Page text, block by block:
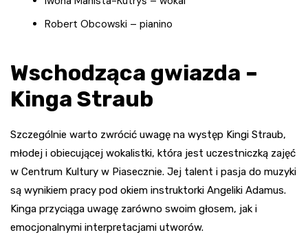
Robert Obcowski – pianino
Wschodząca gwiazda –
Kinga Straub
Szczególnie warto zwrócić uwagę na występ Kingi Straub,
młodej i obiecującej wokalistki, która jest uczestniczką zajęć
w Centrum Kultury w Piasecznie. Jej talent i pasja do muzyki
są wynikiem pracy pod okiem instruktorki Angeliki Adamus.
Kinga przyciąga uwagę zarówno swoim głosem, jak i
emocjonalnymi interpretacjami utworów.